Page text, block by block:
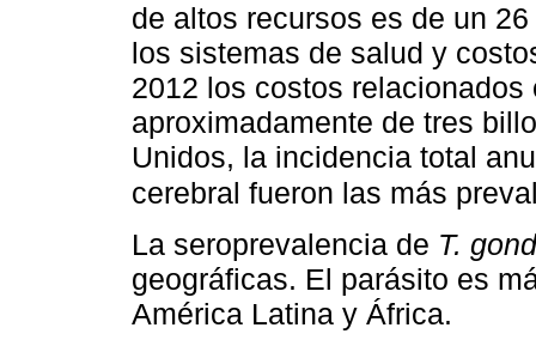
de altos recursos es de un
los sistemas de salud y
2012 los costos
aproximadamente de tres
Unidos, la incidencia total
cerebral fueron las más
La seroprevalencia de T.
geográficas. El parásito es
América Latina y África.